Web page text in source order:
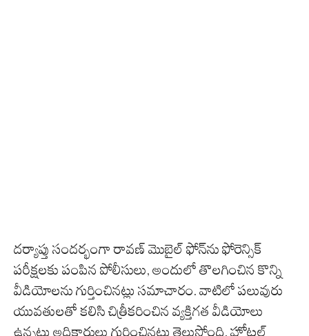
దర్యాప్తు సందర్భంగా రావణ్ మొబైల్ ఫోన్‌ను ఫోరెన్సిక్
పరీక్షలకు పంపిన పోలీసులు, అందులో తొలగించిన కొన్ని
వీడియోలను గుర్తించినట్లు సమాచారం. వాటిలో పలువురు
యువతులతో కలిసి చిత్రీకరించిన వ్యక్తిగత వీడియోలు
ఉన్నట్లు అధికారులు గుర్తించినట్లు తెలుస్తోంది. హోటల్